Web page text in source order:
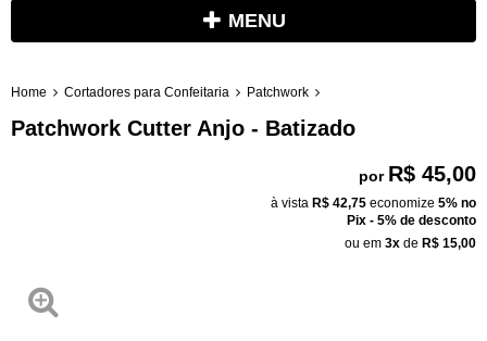
MENU
Home Cortadores para Confeitaria Patchwork
Patchwork Cutter Anjo - Batizado
por R$ 45,00
à vista R$ 42,75 economize 5% no
Pix - 5% de desconto
ou em 3x de R$ 15,00